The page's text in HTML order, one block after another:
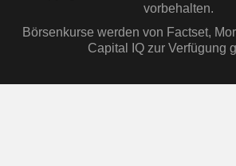
vorbehalten.
Börsenkurse werden von Factset,
Capital IQ zur Verfügung